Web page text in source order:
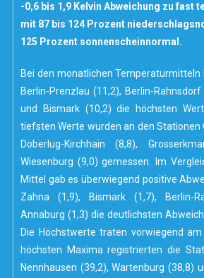
-0,6 bis 1,9 Kelvin Abweichung zu fast
mit 87 bis 124 Prozent
125 Prozent sonnenscheinnormal.
Bei den monatlichen
Berlin-Prenzlau (11,2), Berlin-
und Bismark (10,2) die höchsten
tiefsten Werte wurden an den Stationen
Doberlug-Kirchhain (8,8),
Wiesenburg (9,0) gemessen. Im
Mittel gab es überwiegend positive
Zahna (1,9), Bismark (1,7), Berlin-
Annaburg (1,3) die deutlichsten
Die Höchstwerte traten vorwiegend
höchsten Maxima registrierten die
Nennhausen (39,2), Wartenburg (38,8)